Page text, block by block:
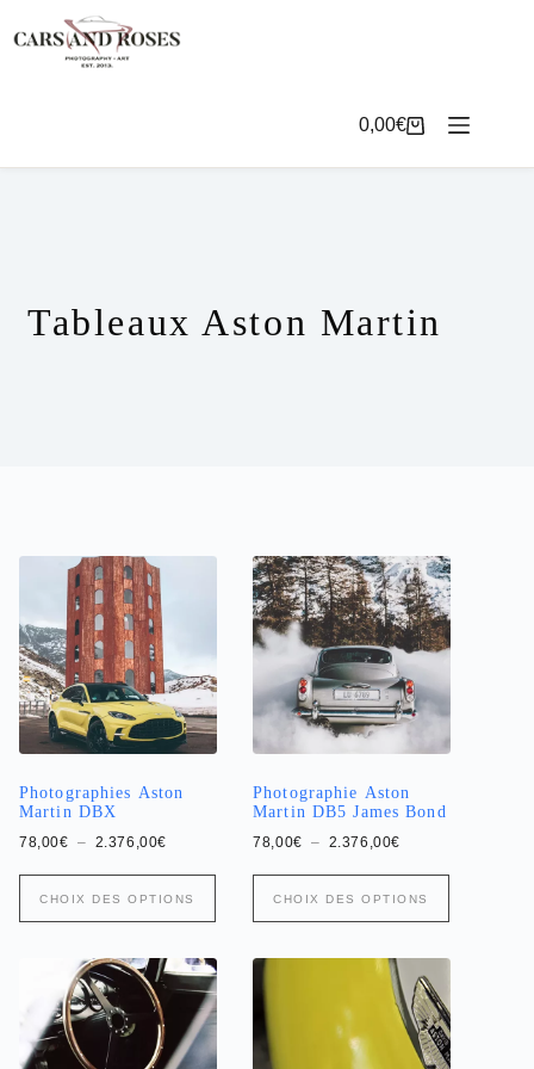
au
contenu
Panier
0,00€
Tableaux Aston Martin
Photographies Aston
Martin DBX
78,00€ – 2.376,00€Plage
prix :
78,00€
à
2.376,00€
CHOIX DES OPTIONS
produit
a
variations.
options
peuvent
être
Photographie Aston
Martin DB5 James Bond
78,00€ – 2.376,00€
prix :
78,00€
à
2.376,00€
CHOIX DES OPTIONS
produit
a
variations.
Les